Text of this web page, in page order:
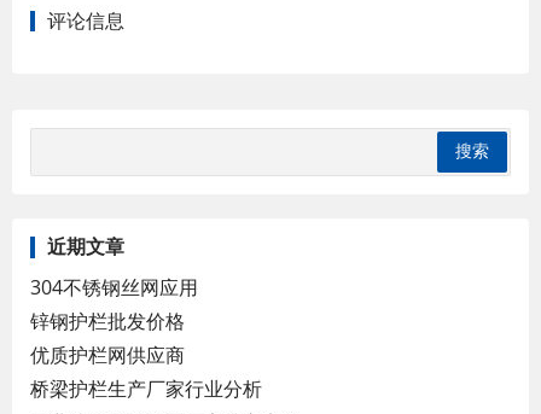
评论信息
近期文章
304不锈钢丝网应用
锌钢护栏批发价格
优质护栏网供应商
桥梁护栏生产厂家行业分析